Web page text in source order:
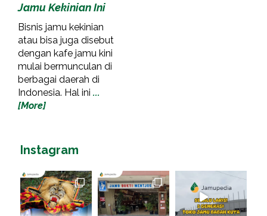
Jamu Kekinian Ini
Bisnis jamu kekinian
atau bisa juga disebut
dengan kafe jamu kini
mulai bermunculan di
berbagai daerah di
Indonesia. Hal ini ...
[More]
Instagram